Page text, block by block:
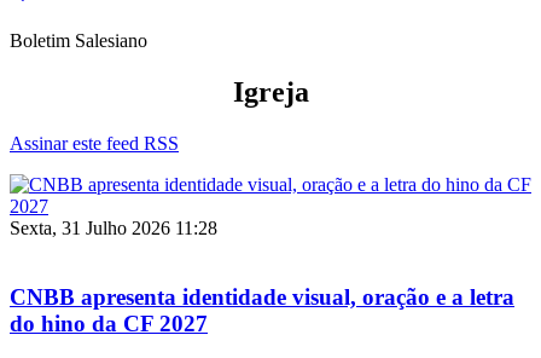
Boletim Salesiano
Igreja
Assinar este feed RSS
Sexta, 31 Julho 2026 11:28
CNBB apresenta identidade visual, oração e a letra
do hino da CF 2027